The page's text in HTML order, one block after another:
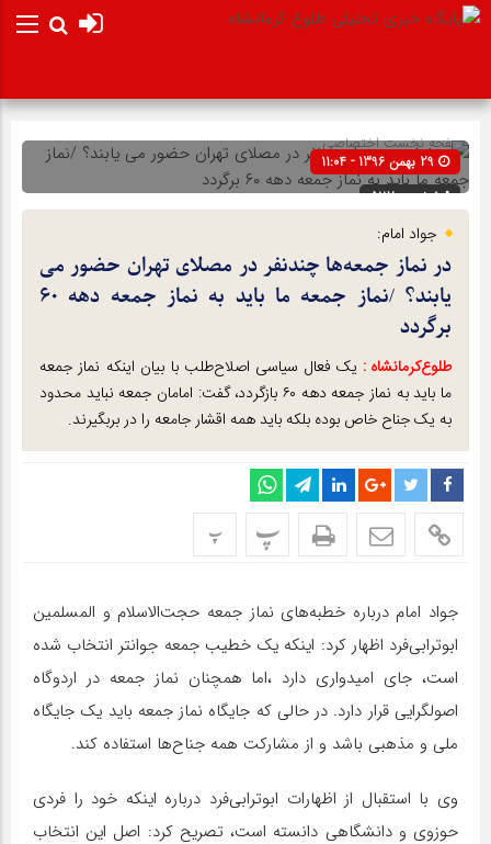
صفحه نخستاختصاصی
شناسه : 5117
جواد امام:
در نماز جمعه‌ها چندنفر در مصلای تهران حضور می
یابند؟ /نماز جمعه ما باید به نماز جمعه دهه ۶۰
برگردد
طلوع‌‌کرمانشاه : یک فعال سیاسی اصلاح‌طلب با بیان اینکه نماز جمعه
ما باید به نماز جمعه دهه ۶۰ بازگردد، گفت: امامان جمعه نباید محدود
به یک جناح خاص بوده بلکه باید همه اقشار جامعه را در بربگیرند.
پ پ
جواد امام درباره خطبه‌های نماز جمعه حجت‌الاسلام و المسلمین
ابوترابی‌فرد اظهار کرد: اینکه یک خطیب جمعه جوانتر انتخاب شده
است، جای امیدواری دارد ،اما همچنان نماز جمعه در اردوگاه
اصولگرایی قرار دارد. در حالی که جایگاه نماز جمعه باید یک جایگاه
ملی و مذهبی باشد و از مشارکت همه جناح‌ها استفاده کند.
وی با استقبال از اظهارات ابوترابی‌فرد درباره اینکه خود را فردی
حوزوی و دانشگاهی دانسته است، تصریح کرد: اصل این انتخاب